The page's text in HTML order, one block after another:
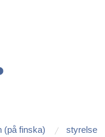
(på finska) styrelse